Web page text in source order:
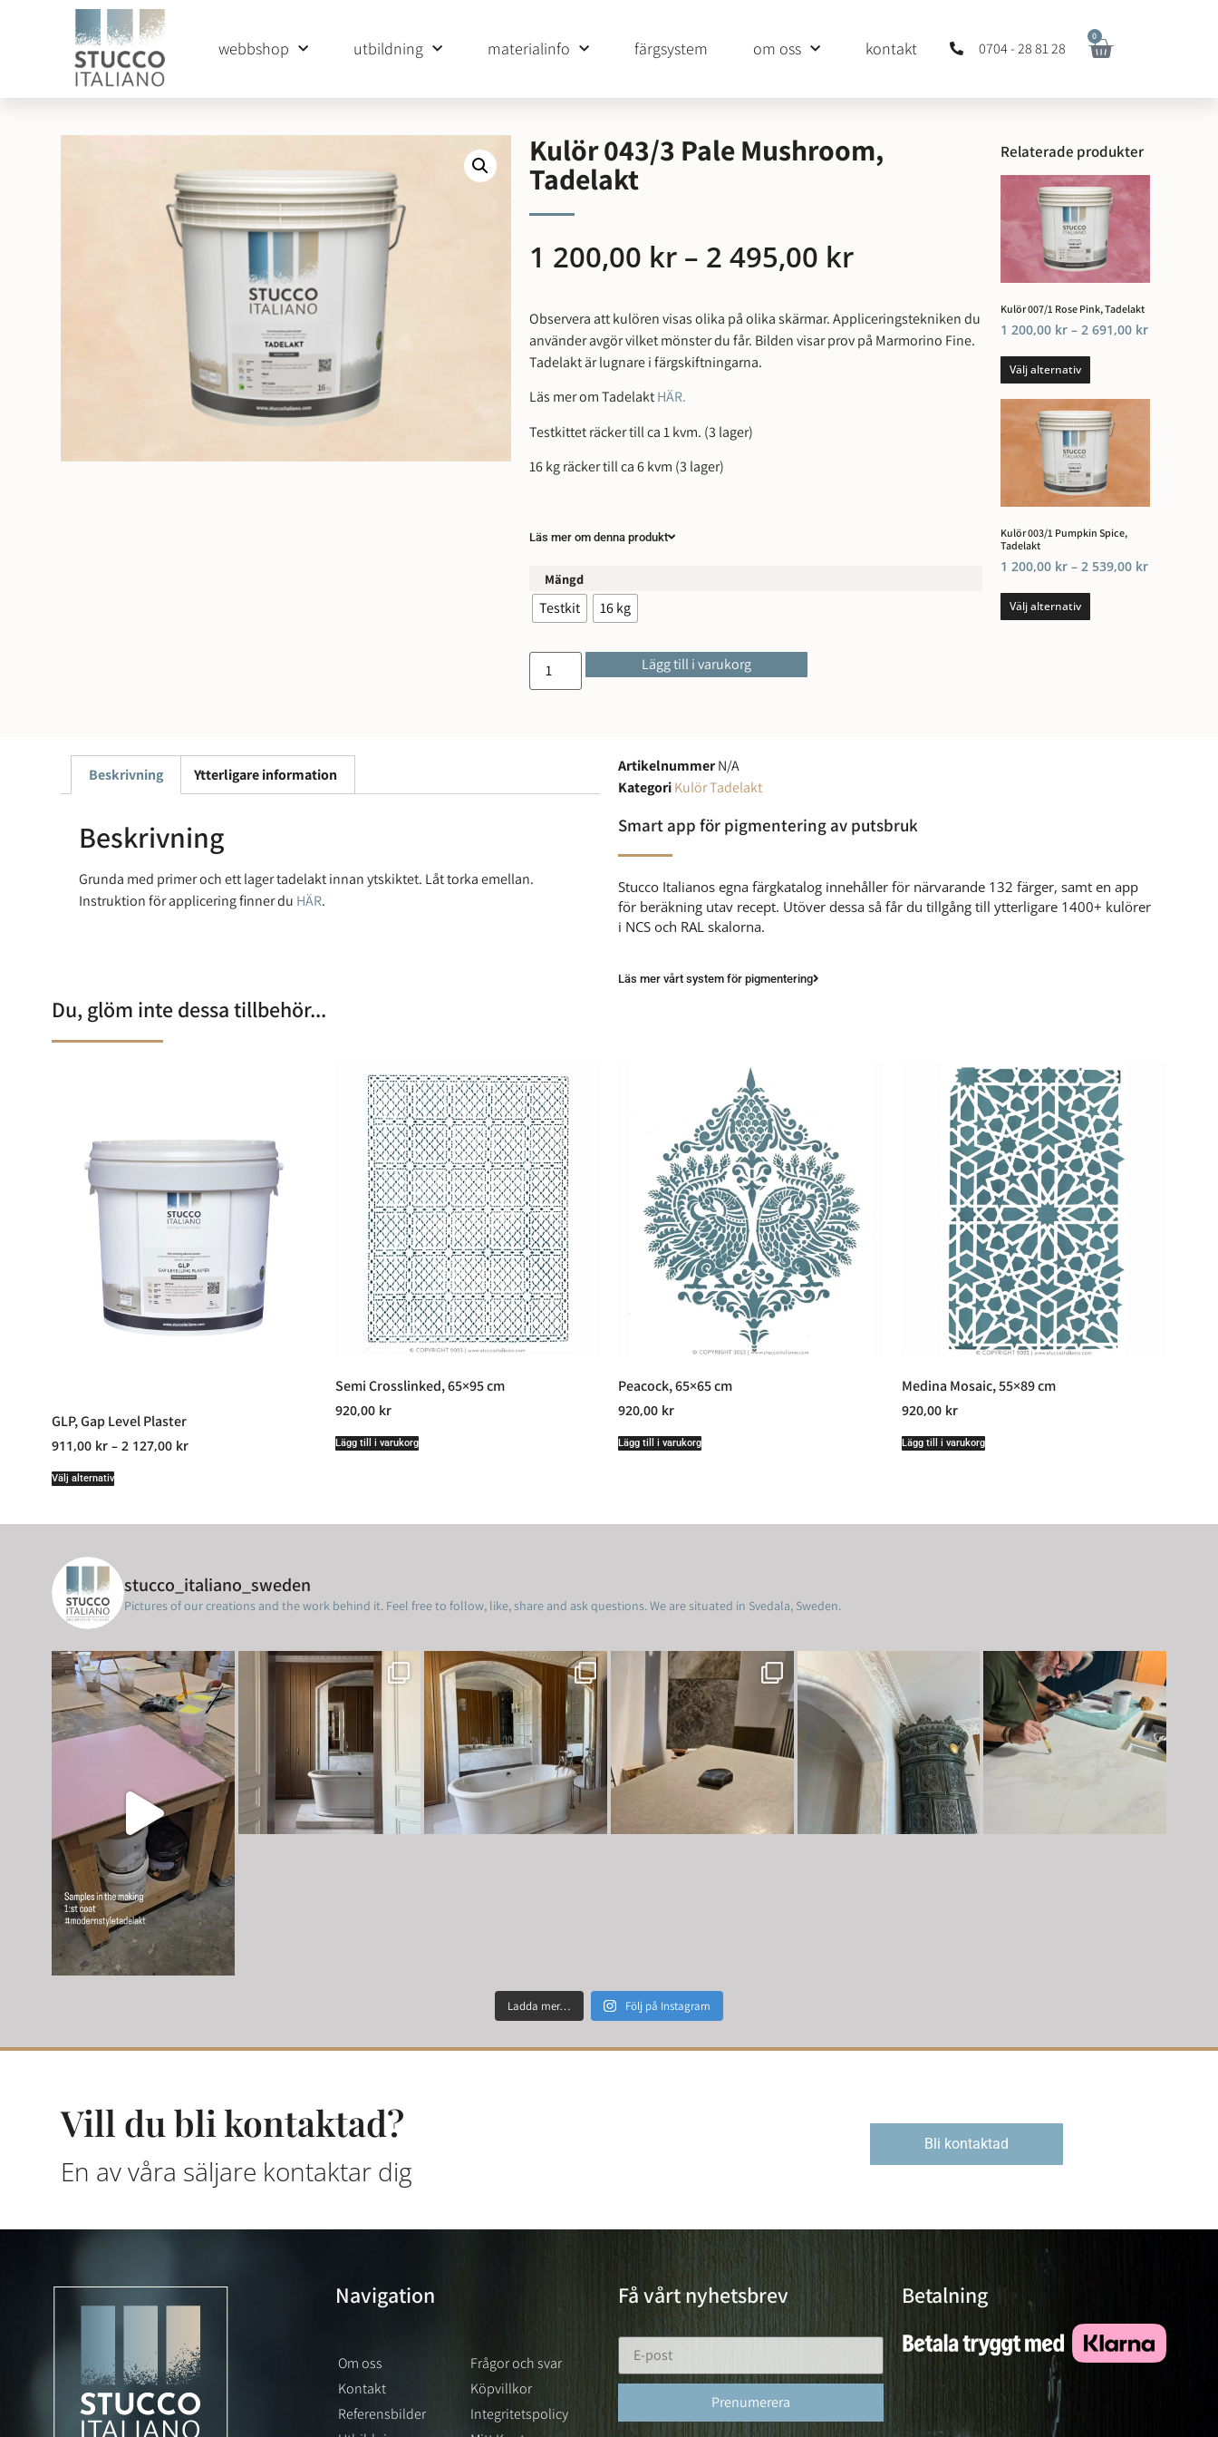
webbshop utbildning materialinfo färgsystem om oss kontakt 0704 - 28 81 28
0
Kulör 043/3 Pale Mushroom,
Tadelakt
1 200,00 kr – 2 495,00 kr
Observera att kulören visas olika på olika skärmar. Appliceringstekniken du
använder avgör vilket mönster du får. Bilden visar prov på Marmorino Fine.
Tadelakt är lugnare i färgskiftningarna.
Läs mer om TadelaktHÄR.
Testkittet räcker till ca 1 kvm. (3 lager)
16 kg räcker till ca 6 kvm (3 lager)
Läs mer om denna produkt
Mängd
Testkit 16 kg
Lägg till i varukorg
Relaterade produkter
Kulör 007/1 Rose Pink, Tadelakt
1 200,00 kr – 2 691,00 kr
Välj alternativ
Kulör 003/1 Pumpkin Spice,
Tadelakt
1 200,00 kr – 2 539,00 kr
Välj alternativ
Beskrivning Ytterligare information
Beskrivning
Grunda med primer och ett lager tadelakt innan ytskiktet. Låt torka emellan.
Instruktion för applicering finner du HÄR.
ArtikelnummerN/A
KategoriKulör Tadelakt
Smart app för pigmentering av putsbruk
Stucco Italianos egna färgkatalog innehåller för närvarande 132 färger, samt en app
för beräkning utav recept. Utöver dessa så får du tillgång till ytterligare 1400+ kulörer
i NCS och RAL skalorna.
Läs mer vårt system för pigmentering
Du, glöm inte dessa tillbehör...
GLP, Gap Level Plaster
911,00 kr – 2 127,00 kr
Välj alternativ
Semi Crosslinked, 65×95 cm
920,00 kr
Lägg till i varukorg
Peacock, 65×65 cm
920,00 kr
Lägg till i varukorg
Medina Mosaic, 55×89 cm
920,00 kr
Lägg till i varukorg
stucco_italiano_sweden
Pictures of our creations and the work behind it. Feel free to follow, like, share and ask questions.We are situated in Svedala, Sweden.
Ladda mer… Följ på Instagram
Vill du bli kontaktad?
En av våra säljare kontaktar dig
Bli kontaktad
Navigation
Om oss
Kontakt
Referensbilder
Frågor och svar
Köpvillkor
Integritetspolicy
Få vårt nyhetsbrev Betalning